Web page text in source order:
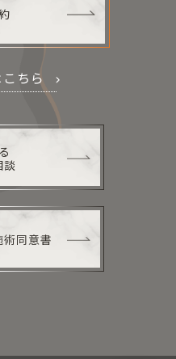
ちら
談
同意書